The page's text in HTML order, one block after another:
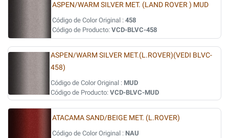
ASPEN/WARM SILVER MET. (LAND ROVER ) MUD
Código de Color Original : 458
Código de Producto: VCD-BLVC-458
ASPEN/WARM SILVER MET.(L.ROVER)(VEDI BLVC-
458)
Código de Color Original : MUD
Código de Producto: VCD-BLVC-MUD
ATACAMA SAND/BEIGE MET. (L.ROVER)
Código de Color Original : NAU